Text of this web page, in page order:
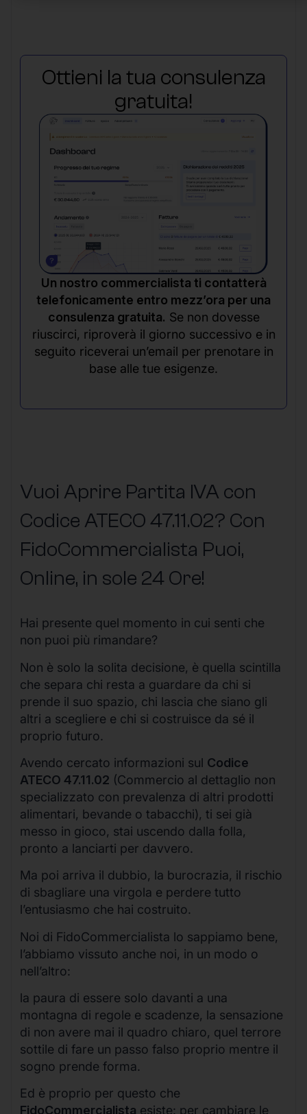
Ottieni la tua consulenza
gratuita!
Un nostro commercialista ti contatterà
telefonicamente entro mezz’ora per una
consulenza gratuita. Se non dovesse
riuscirci, riproverà il giorno successivo e in
seguito riceverai un’email per prenotare in
base alle tue esigenze.
Vuoi Aprire Partita IVA con
Codice ATECO 47.11.02? Con
FidoCommercialista Puoi,
Online, in sole 24 Ore!
Hai presente quel momento in cui senti che
non puoi più rimandare?
Non è solo la solita decisione, è quella scintilla
che separa chi resta a guardare da chi si
prende il suo spazio, chi lascia che siano gli
altri a scegliere e chi si costruisce da sé il
proprio futuro.
Avendo cercato informazioni sul Codice
ATECO 47.11.02 (Commercio al dettaglio non
specializzato con prevalenza di altri prodotti
alimentari, bevande o tabacchi), ti sei già
messo in gioco, stai uscendo dalla folla,
pronto a lanciarti per davvero.
Ma poi arriva il dubbio, la burocrazia, il rischio
di sbagliare una virgola e perdere tutto
l’entusiasmo che hai costruito.
Noi di FidoCommercialista lo sappiamo bene,
l’abbiamo vissuto anche noi, in un modo o
nell’altro:
la paura di essere solo davanti a una
montagna di regole e scadenze, la sensazione
di non avere mai il quadro chiaro, quel terrore
sottile di fare un passo falso proprio mentre il
sogno prende forma.
Ed è proprio per questo che
FidoCommercialista esiste: per cambiare le